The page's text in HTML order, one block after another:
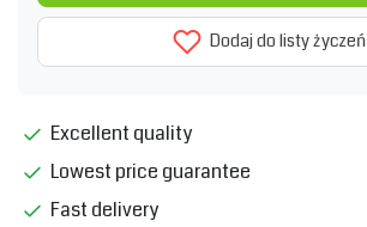
Dodaj do listy życzeń
Excellent quality
Lowest price guarantee
Fast delivery